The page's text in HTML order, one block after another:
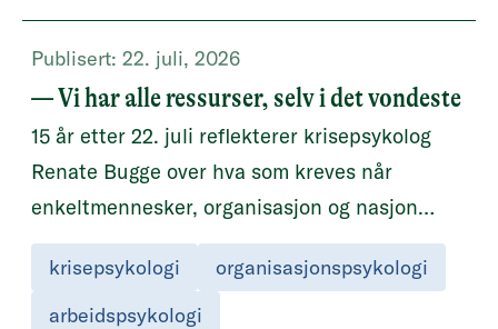
Publisert: 22. juli, 2026
— Vi har alle ressurser, selv i det vondeste
15 år etter 22. juli reflekterer krisepsykolog
Renate Bugge over hva som kreves når
enkeltmennesker, organisasjon og nasjon
rammes av krise samtidig.
krisepsykologi
organisasjonspsykologi
arbeidspsykologi